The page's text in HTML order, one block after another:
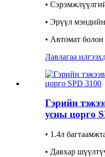
•
• Эрүүл
• Автомат болон
Лавлагаа илгээх
Гэрийн
усны цорго
• 1.4л
• Давхар